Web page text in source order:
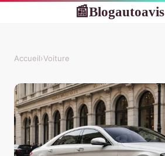
📰Blogautoavis
Accueil›Voiture